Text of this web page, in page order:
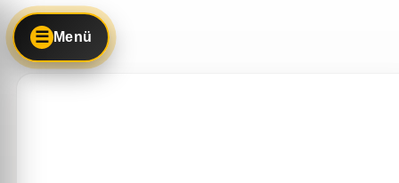
☰ Menü